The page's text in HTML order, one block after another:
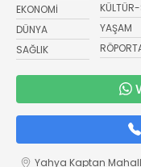
EKONOMİ
DÜNYA
SAĞLIK
YAŞAM
Yahya Kaptan